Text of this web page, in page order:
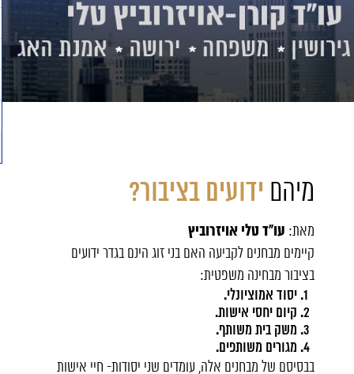
מיהם ידועים בציבור?
מאת: עו"ד טלי אויזרוביץ
קיימים מבחנים לקביעה האם בני זוג הינם בגדר ידועים
בציבורמבחינה משפטית:
יסוד אמוציונלי.
קיום יחסי אישות.
משק בית משותף.
מגורים משותפים.
בבסיסם של מבחנים אלה, עומדים שני יסודות- חיי אישות